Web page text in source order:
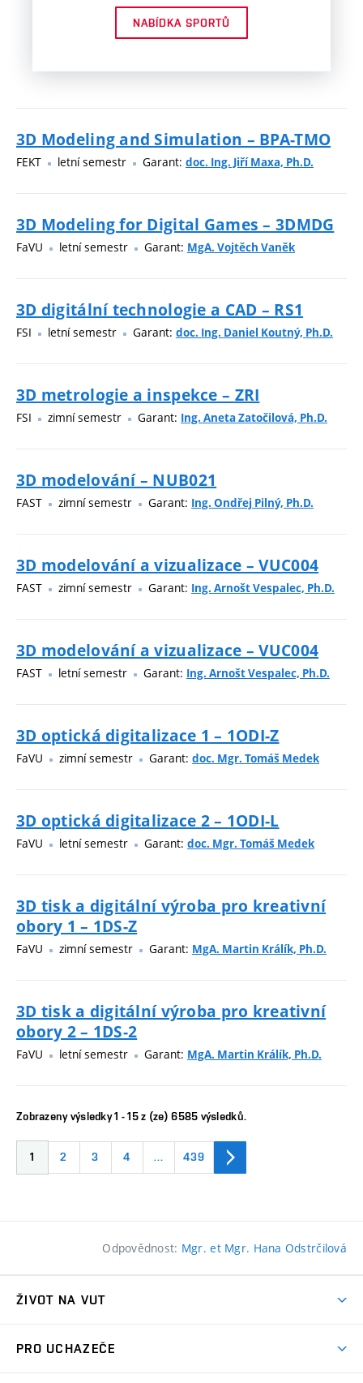
NABÍDKA SPORTŮ
3D Modeling and Simulation – BPA-TMO
FEKT letní semestr Garant: doc. Ing. Jiří Maxa, Ph.D.
3D Modeling for Digital Games – 3DMDG
FaVU letní semestr Garant: MgA. Vojtěch Vaněk
3D digitální technologie a CAD – RS1
FSI letní semestr Garant: doc. Ing. Daniel Koutný, Ph.D.
3D metrologie a inspekce – ZRI
FSI zimní semestr Garant: Ing. Aneta Zatočilová, Ph.D.
3D modelování – NUB021
FAST zimní semestr Garant: Ing. Ondřej Pilný, Ph.D.
3D modelování a vizualizace – VUC004
FAST zimní semestr Garant: Ing. Arnošt Vespalec, Ph.D.
3D modelování a vizualizace – VUC004
FAST letní semestr Garant: Ing. Arnošt Vespalec, Ph.D.
3D optická digitalizace 1 – 1ODI-Z
FaVU zimní semestr Garant: doc. Mgr. Tomáš Medek
3D optická digitalizace 2 – 1ODI-L
FaVU letní semestr Garant: doc. Mgr. Tomáš Medek
3D tisk a digitální výroba pro kreativní
obory 1 – 1DS-Z
FaVU zimní semestr Garant: MgA. Martin Králík, Ph.D.
3D tisk a digitální výroba pro kreativní
obory 2 – 1DS-2
FaVU letní semestr Garant: MgA. Martin Králík, Ph.D.
Zobrazeny výsledky 1 - 15 z (ze) 6585 výsledků.
1 2 3 4 … 439
Odpovědnost: Mgr. et Mgr. Hana Odstrčilová
ŽIVOT NA VUT
PRO UCHAZEČE